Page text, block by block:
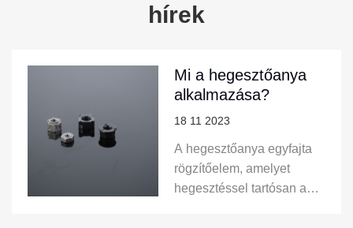
hírek
Mi a hegesztőanya
alkalmazása?
18 11 2023
A hegesztőanya egyfajta
rögzítőelem, amelyet
hegesztéssel tartósan a